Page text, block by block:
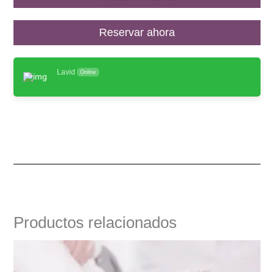
Reservar ahora
Lavid Online
Productos relacionados